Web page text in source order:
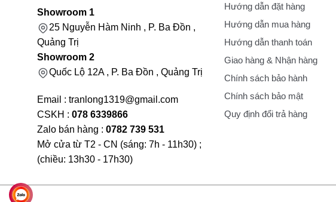
Showroom 1
25 Nguyễn Hàm Ninh , P. Ba Đồn ,
Quảng Trị
Showroom 2
Quốc Lộ 12A , P. Ba Đồn , Quảng Trị
Email : tranlong1319@gmail.com
CSKH : 078 6339866
Zalo bán hàng : 0782 739 531
Mở cửa từ T2 - CN (sáng: 7h - 11h30) ;
(chiều: 13h30 - 17h30)
Hướng dẫn đặt hàng
Hướng dẫn mua hàng
Hướng dẫn thanh toán
Giao hàng & Nhận hàng
Chính sách bảo hành
Chính sách bảo mật
Quy định đổi trả hàng